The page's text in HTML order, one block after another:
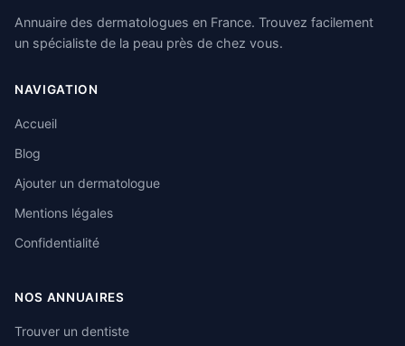
Annuaire des dermatologues en France. Trouvez facilement
un spécialiste de la peau près de chez vous.
NAVIGATION
Accueil
Blog
Ajouter un dermatologue
Mentions légales
Confidentialité
NOS ANNUAIRES
Trouver un dentiste